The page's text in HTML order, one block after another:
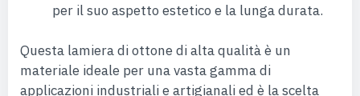
per il suo aspetto estetico e la lunga durata.
Questa lamiera di ottone di alta qualità è un
materiale ideale per una vasta gamma di
applicazioni industriali e artigianali ed è la scelta